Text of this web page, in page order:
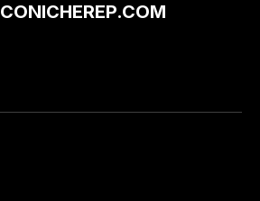
CONICHEREP.COM